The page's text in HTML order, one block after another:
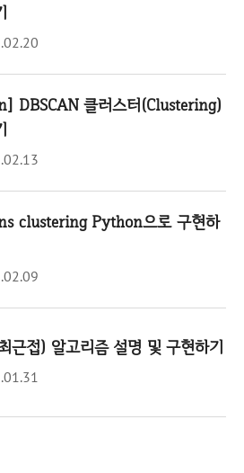
DBSCAN 클러스터(Clustering)
clustering Python으로 구현하
근접) 알고리즘 설명 및 구현하기